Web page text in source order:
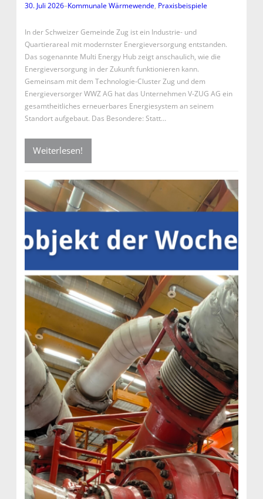
30. Juli 2026–Kommunale Wärmewende, Praxisbeispiele
In der Schweizer Gemeinde Zug ist ein Industrie- und
Quartierareal mit modernster Energieversorgung entstanden.
Das sogenannte Multi Energy Hub zeigt anschaulich, wie die
Energieversorgung in der Zukunft funktionieren kann.
Gemeinsam mit dem Technologie-Cluster Zug und dem
Energieversorger WWZ AG hat das Unternehmen V-ZUG AG ein
gesamtheitliches erneuerbares Energiesystem an seinem
Standort aufgebaut. Das Besondere: Statt…
Weiterlesen!